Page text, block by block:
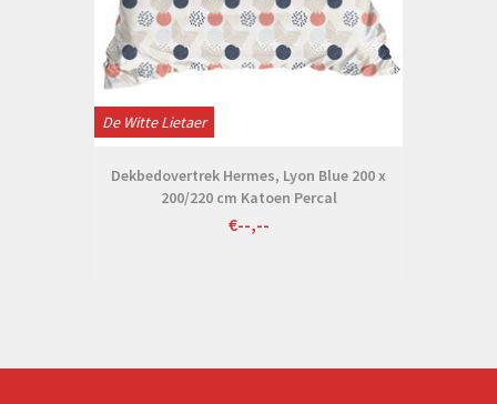
De Witte Lietaer
Dekbedovertrek Hermes, Lyon Blue 200 x
200/220 cm Katoen Percal
€--,--